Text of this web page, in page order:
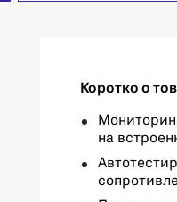
Коротко о
на